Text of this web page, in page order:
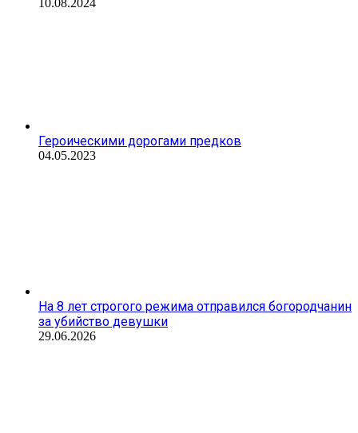
Героическими дорогами предков
04.05.2023
На 8 лет строгого режима отправился богородчанин
за убийство девушки
29.06.2026